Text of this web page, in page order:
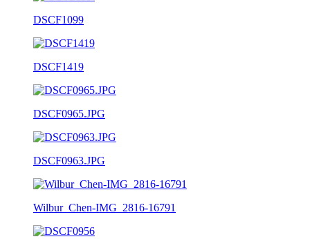
DSCF1099
DSCF1419
DSCF0965.JPG
DSCF0963.JPG
Wilbur_Chen-IMG_2816-16791